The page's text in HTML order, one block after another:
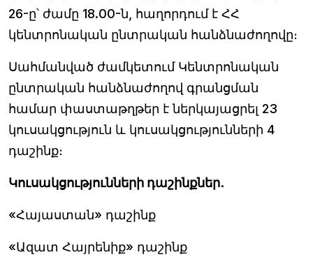
26-ը՝ ժամը 18.00-ն, հաղորդում է ՀՀ
կենտրոնական ընտրական հանձնաժողովը։
Սահմանված ժամկետում Կենտրոնական
ընտրական հանձնաժողով գրանցման
համար փաստաթղթեր է ներկայացրել 23
կուսակցություն և կուսակցությունների 4
դաշինք։
Կուսակցությունների դաշինքներ․
«Հայաստան» դաշինք
«Ազատ Հայրենիք» դաշինք